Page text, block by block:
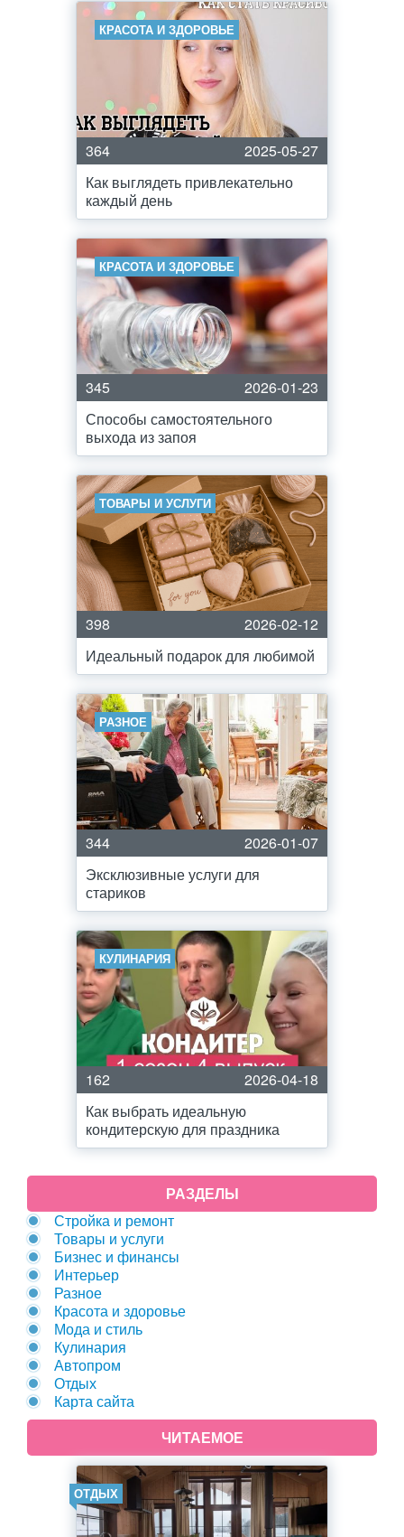
КРАСОТА И ЗДОРОВЬЕ
364
2025-05-27
Как выглядеть привлекательно
каждый день
КРАСОТА И ЗДОРОВЬЕ
345
2026-01-23
Способы самостоятельного
выхода из запоя
ТОВАРЫ И УСЛУГИ
398
2026-02-12
Идеальный подарок для любимой
РАЗНОЕ
344
2026-01-07
Эксклюзивные услуги для
стариков
КУЛИНАРИЯ
162
2026-04-18
Как выбрать идеальную
кондитерскую для праздника
РАЗДЕЛЫ
Стройка и ремонт
Товары и услуги
Бизнес и финансы
Интерьер
Разное
Красота и здоровье
Мода и стиль
Кулинария
Автопром
Отдых
Карта сайта
ЧИТАЕМОЕ
ОТДЫХ